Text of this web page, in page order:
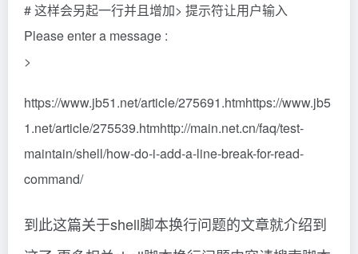
# 这样会另起一行并且增加> 提示符让用户输入
Please enter a message :
>
https://www.jb51.net/article/275691.htmhttps://www.jb5
1.net/article/275539.htmhttp://main.net.cn/faq/test-
maintain/shell/how-do-i-add-a-line-break-for-read-
command/
到此这篇关于shell脚本换行问题的文章就介绍到